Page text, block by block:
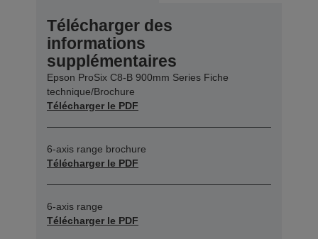
Télécharger des
informations
supplémentaires
Epson ProSix C8-B 900mm Series Fiche
technique/Brochure
Télécharger le PDF
6-axis range brochure
Télécharger le PDF
6-axis range
Télécharger le PDF